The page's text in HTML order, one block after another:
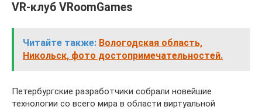
VR-клуб VRoomGames
Читайте также: Вологодская область,
Никольск, фото достопримечательностей.
Петербургские разработчики собрали новейшие
технологии со всего мира в области виртуальной